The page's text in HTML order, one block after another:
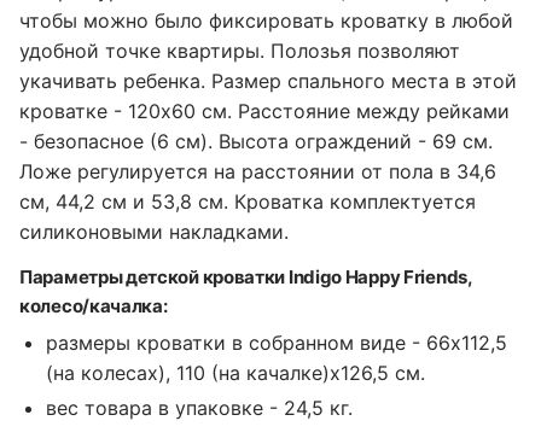
чтобы можно было фиксировать кроватку в любой
удобной точке квартиры. Полозья позволяют
укачивать ребенка. Размер спального места в этой
кроватке - 120x60 см. Расстояние между рейками
- безопасное (6 см). Высота ограждений - 69 см.
Ложе регулируется на расстоянии от пола в 34,6
см, 44,2 см и 53,8 см. Кроватка комплектуется
силиконовыми накладками.
Параметры детской кроватки Indigo Happy Friends,
колесо/качалка:
размеры кроватки в собранном виде - 66x112,5
(на колесах), 110 (на качалке)x126,5 см.
вес товара в упаковке - 24,5 кг.